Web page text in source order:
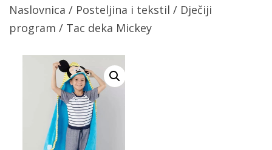
Naslovnica / Posteljina i tekstil / Dječiji
program / Tac deka Mickey